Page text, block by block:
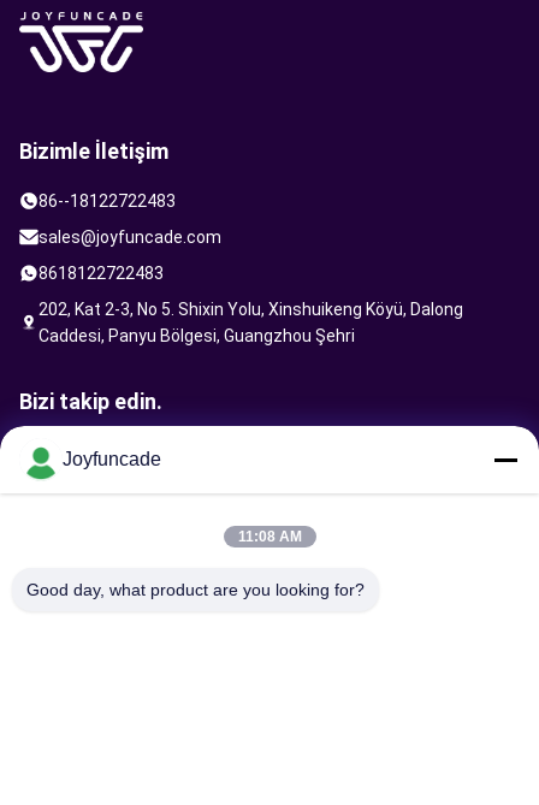
Bizimle İletişim
86--18122722483
sales@joyfuncade.com
8618122722483
202, Kat 2-3, No 5. Shixin Yolu, Xinshuikeng Köyü, Dalong
Caddesi, Panyu Bölgesi, Guangzhou Şehri
Bizi takip edin.
Joyfuncade
11:08 AM
Good day, what product are you looking for?